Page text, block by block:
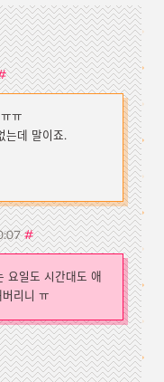
ㅠ
는데 말이죠.
#
요일도 시간대도 애
리니 ㅠ